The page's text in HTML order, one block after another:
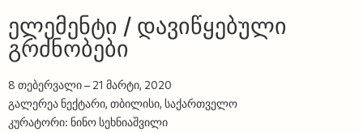
ელემენტი / დავიწყებული
გრძნობები
8 თებერვალი – 21 მარტი, 2020
გალერეა ნექტარი, თბილისი, საქართველო
კურატორი: ნინო სეხნიაშვილი